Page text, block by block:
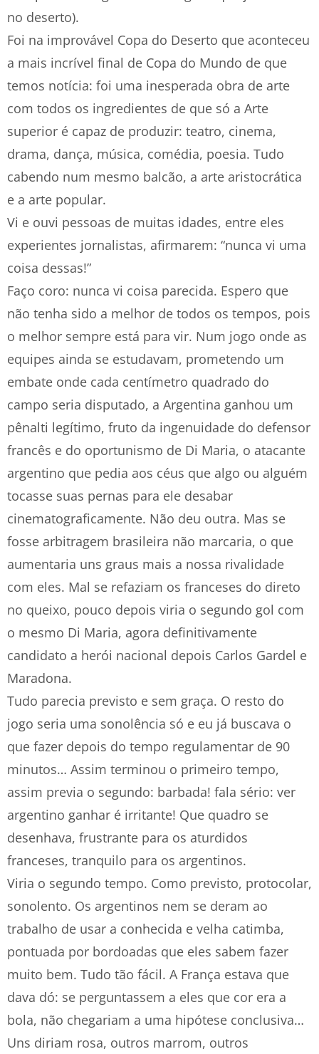
no deserto).
Foi na improvável Copa do Deserto que aconteceu
a mais incrível final de Copa do Mundo de que
temos notícia: foi uma inesperada obra de arte
com todos os ingredientes de que só a Arte
superior é capaz de produzir: teatro, cinema,
drama, dança, música, comédia, poesia. Tudo
cabendo num mesmo balcão, a arte aristocrática
e a arte popular.
Vi e ouvi pessoas de muitas idades, entre eles
experientes jornalistas, afirmarem: “nunca vi uma
coisa dessas!”
Faço coro: nunca vi coisa parecida. Espero que
não tenha sido a melhor de todos os tempos, pois
o melhor sempre está para vir. Num jogo onde as
equipes ainda se estudavam, prometendo um
embate onde cada centímetro quadrado do
campo seria disputado, a Argentina ganhou um
pênalti legítimo, fruto da ingenuidade do defensor
francês e do oportunismo de Di Maria, o atacante
argentino que pedia aos céus que algo ou alguém
tocasse suas pernas para ele desabar
cinematograficamente. Não deu outra. Mas se
fosse arbitragem brasileira não marcaria, o que
aumentaria uns graus mais a nossa rivalidade
com eles. Mal se refaziam os franceses do direto
no queixo, pouco depois viria o segundo gol com
o mesmo Di Maria, agora definitivamente
candidato a herói nacional depois Carlos Gardel e
Maradona.
Tudo parecia previsto e sem graça. O resto do
jogo seria uma sonolência só e eu já buscava o
que fazer depois do tempo regulamentar de 90
minutos… Assim terminou o primeiro tempo,
assim previa o segundo: barbada! fala sério: ver
argentino ganhar é irritante! Que quadro se
desenhava, frustrante para os aturdidos
franceses, tranquilo para os argentinos.
Viria o segundo tempo. Como previsto, protocolar,
sonolento. Os argentinos nem se deram ao
trabalho de usar a conhecida e velha catimba,
pontuada por bordoadas que eles sabem fazer
muito bem. Tudo tão fácil. A França estava que
dava dó: se perguntassem a eles que cor era a
bola, não chegariam a uma hipótese conclusiva…
Uns diriam rosa, outros marrom, outros